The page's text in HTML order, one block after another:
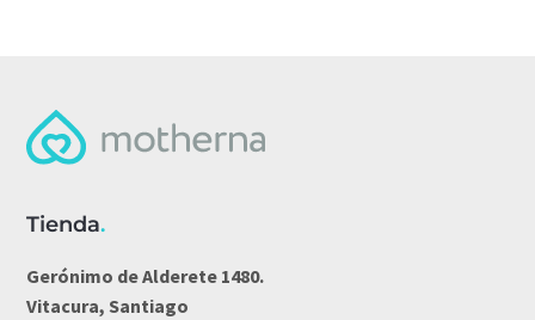
Tienda.
Gerónimo de Alderete 1480.
Vitacura, Santiago